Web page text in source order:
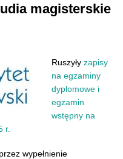
magisterskie
Ruszyły zapisy
na egzaminy
dyplomowe i
egzamin
wstępny na
r.
wypełnienie